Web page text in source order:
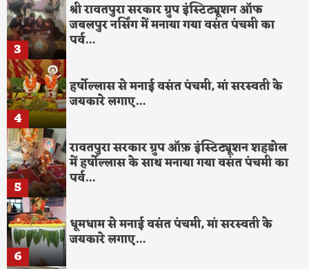
3
श्री रावतपुरा सरकार ग्रुप इंस्टिट्यूशन ऑफ
जबलपुर नर्सिंग में मनाया गया वसंत पंचमी का
पर्व…
4
हर्षोल्लास से मनाई वसंत पंचमी, मां सरस्वती के
जयकारे लगाए…
5
रावतपुरा सरकार ग्रुप ऑफ़ इंस्टिट्यूशन शहडोल
में हर्षोल्लास के साथ मनाया गया वसंत पंचमी का
पर्व…
6
धूमधाम से मनाई वसंत पंचमी, मां सरस्वती के
जयकारे लगाए…